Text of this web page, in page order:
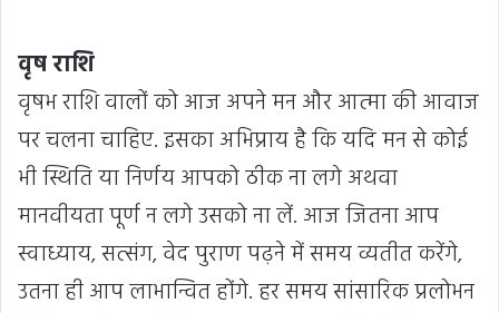
वृष राशि
वृषभ राशि वालों को आज अपने मन और आत्मा की आवाज
पर चलना चाहिए. इसका अभिप्राय है कि यदि मन से कोई
भी स्थिति या निर्णय आपको ठीक ना लगे अथवा
मानवीयता पूर्ण न लगे उसको ना लें. आज जितना आप
स्वाध्याय, सत्संग, वेद पुराण पढ़ने में समय व्यतीत करेंगे,
उतना ही आप लाभान्वित होंगे. हर समय सांसारिक प्रलोभन